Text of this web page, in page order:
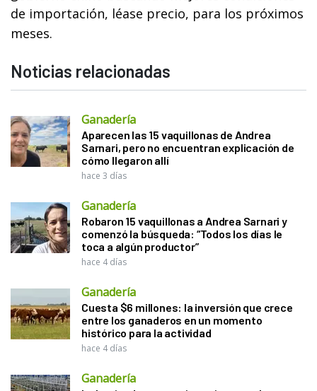
de importación, léase precio, para los próximos
meses.
Noticias relacionadas
Ganadería
Aparecen las 15 vaquillonas de Andrea
Sarnari, pero no encuentran explicación de
cómo llegaron allí
hace 3 días
Ganadería
Robaron 15 vaquillonas a Andrea Sarnari y
comenzó la búsqueda: “Todos los días le
toca a algún productor”
hace 4 días
Ganadería
Cuesta $6 millones: la inversión que crece
entre los ganaderos en un momento
histórico para la actividad
hace 4 días
Ganadería